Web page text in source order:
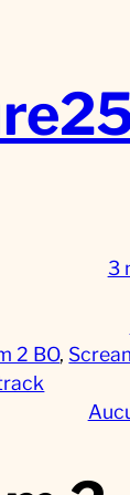
3
2 BO,